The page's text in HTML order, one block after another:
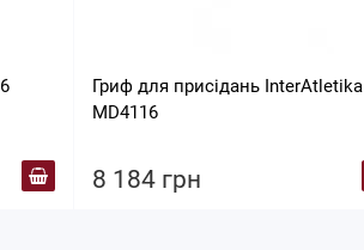
Гриф для присідань InterAtletika
MD4116
8 184 грн